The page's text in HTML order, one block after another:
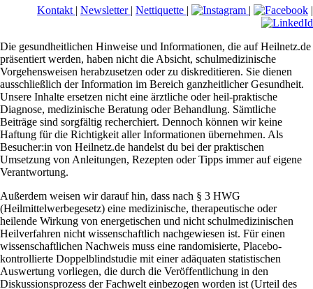
Kontakt | Newsletter | Nettiquette | | |
Die gesundheitlichen Hinweise und Informationen, die auf Heilnetz.de
präsentiert werden, haben nicht die Absicht, schulmedizinische
Vorgehensweisen herabzusetzen oder zu diskreditieren. Sie dienen
ausschließlich der Information im Bereich ganzheitlicher Gesundheit.
Unsere Inhalte ersetzen nicht eine ärztliche oder heil-praktische
Diagnose, medizinische Beratung oder Behandlung. Sämtliche
Beiträge sind sorgfältig recherchiert. Dennoch können wir keine
Haftung für die Richtigkeit aller Informationen übernehmen. Als
Besucher:in von Heilnetz.de handelst du bei der praktischen
Umsetzung von Anleitungen, Rezepten oder Tipps immer auf eigene
Verantwortung.
Außerdem weisen wir darauf hin, dass nach § 3 HWG
(Heilmittelwerbegesetz) eine medizinische, therapeutische oder
heilende Wirkung von energetischen und nicht schulmedizinischen
Heilverfahren nicht wissenschaftlich nachgewiesen ist. Für einen
wissenschaftlichen Nachweis muss eine randomisierte, Placebo-
kontrollierte Doppelblindstudie mit einer adäquaten statistischen
Auswertung vorliegen, die durch die Veröffentlichung in den
Diskussionsprozess der Fachwelt einbezogen worden ist (Urteil des